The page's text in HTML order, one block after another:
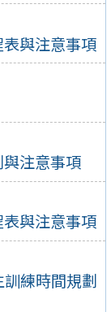
與注意事項
注意事項
與注意事項
練時間規劃